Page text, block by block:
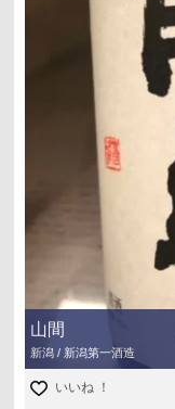
山間
新潟 / 新潟第一酒造
いいね ！